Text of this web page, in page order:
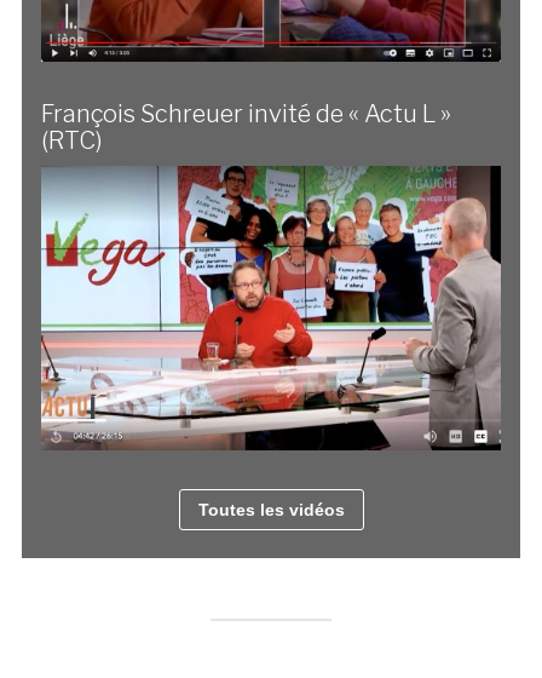
François Schreuer invité de « Actu L »
(RTC)
Toutes les vidéos